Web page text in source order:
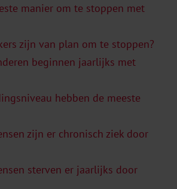
C, Koopmans C. Kosten van roken.
53. Amsterdam: SEO
Onderzoek; 2016.
2023
Exel NJ, Rutten FF, Brouwer WB.
gains by applying a societal
manier om te stoppen met
zijn van plan om te stoppen?
beginnen jaarlijks met
hebben de meeste
zijn er chronisch ziek door
sterven er jaarlijks door